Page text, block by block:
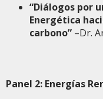
“Diálogos por
Energética
carbono” –Dr.
Panel 2: Energías